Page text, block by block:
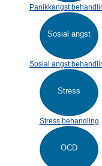
Panikkangst
Sosial angst
Sosial angst
Stress
Stress behandling
OCD